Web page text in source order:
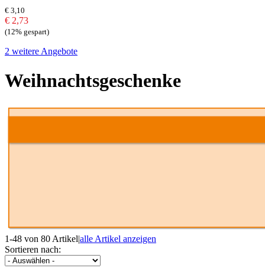
€ 3,10
€ 2,73
(12% gespart)
2 weitere Angebote
Weihnachtsgeschenke
1-48 von 80 Artikel|alle Artikel anzeigen
Sortieren nach: